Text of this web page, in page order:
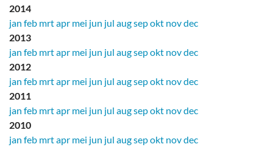
2014
jan feb mrtapr mei jun jul augsepokt novdec
2013
jan feb mrtapr mei jun jul augsepokt novdec
2012
jan feb mrtapr mei jun jul augsepokt novdec
2011
jan feb mrtapr mei jun jul augsepokt novdec
2010
jan feb mrtapr mei jun jul augsepokt novdec